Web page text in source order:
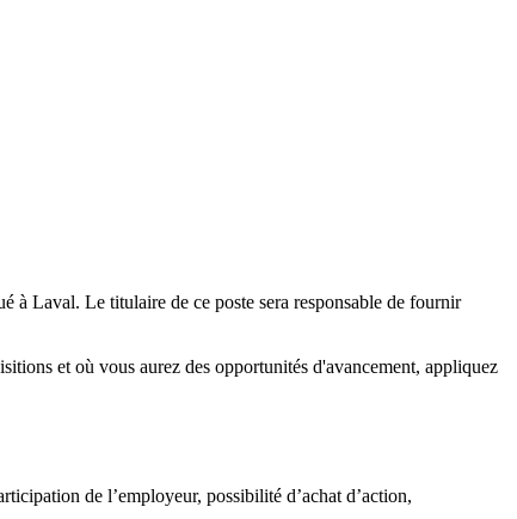
à Laval. Le titulaire de ce poste sera responsable de fournir
et où vous aurez des opportunités d'avancement, appliquez
de l’employeur, possibilité d’achat d’action,